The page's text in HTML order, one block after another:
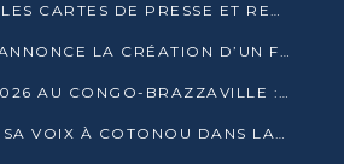
LE CSLC RELANCE LES CARTES DE PRESSE ET RECONNAÎT OFFICIELLEMENT LES MÉDIAS EN LIGNE
MÉDIAS : LE CSLC ANNONCE LA CRÉATION D’UN FONDS D’APPUI À LA PRESSE
PRESIDENTIELLE 2026 AU CONGO-BRAZZAVILLE : UN CASTING ÉLARGI
LE CONGO PORTE SA VOIX À COTONOU DANS LA LUTTE CONTRE LA TUBERCULOSE